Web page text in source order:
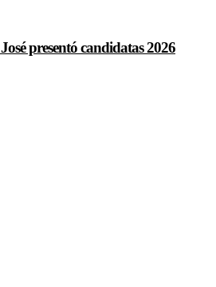
presentó candidatas 2026